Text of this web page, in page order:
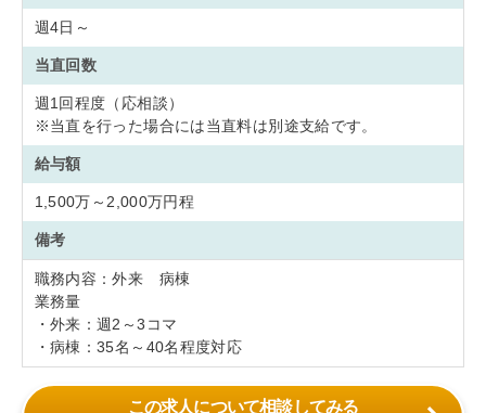
週4日～
当直回数
週1回程度（応相談）
※当直を行った場合には当直料は別途支給です。
給与額
1,500万～2,000万円程
備考
職務内容：外来 病棟
業務量
・外来：週2～3コマ
・病棟：35名～40名程度対応
この求人について相談してみる